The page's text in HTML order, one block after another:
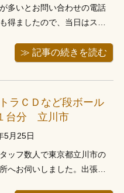
多いとお問い合わせの電話
得ましたので、当日はスタ
らで平凡社の茶碗や陶芸、骨
物を拝見しました。 ご予約
にご対応頂きました。なん
陶芸や骨董品に凝っていた
≫ 記事の続きを読む
ラＣＤなど段ボール
台分 立川市
5月25日
ッフ数人で東京都立川市の
へお伺いしました。出張す